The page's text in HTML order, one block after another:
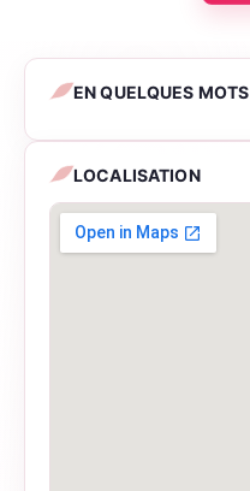
EN QUELQUES MOTS
LOCALISATION